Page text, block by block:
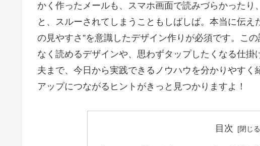
かく作ったメールも、スマホ画面で読みづらかった
と、スルーされてしまうこともしばしば。本当に伝
の見やすさ”を意識したデザイン作りが必須です。こ
なく読めるデザインや、思わずタップしたくなる仕
夫まで、今日から実践できるノウハウを分かりやす
アップにつながるヒントがきっと見つかりますよ！
目次